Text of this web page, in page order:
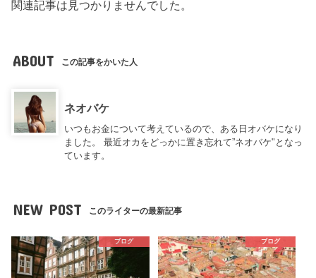
関連記事は見つかりませんでした。
ABOUT この記事をかいた人
ネオバケ
いつもお金について考えているので、ある日オバケになり
ました。 最近オカをどっかに置き忘れて”ネオバケ"となっ
ています。
NEW POST このライターの最新記事
ブログ ブログ